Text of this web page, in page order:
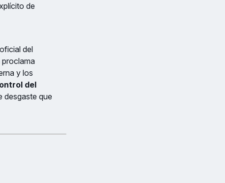
de
del
proclama
y los
del
desgaste que